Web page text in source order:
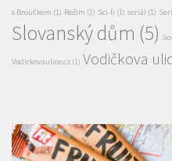
s Broučkem (1) Režim (1) Sci-fi (1) seriál (1)
Slovanský dům (5)
Vodickovaulice.cz (1) Vodičkova